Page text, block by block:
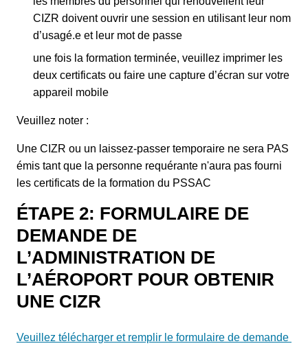
CIZR doivent ouvrir une session en utilisant leur nom
d’usagé.e et leur mot de passe
une fois la formation terminée, veuillez imprimer les
deux certificats ou faire une capture d’écran sur votre
appareil mobile
Veuillez noter :
Une CIZR ou un laissez-passer temporaire ne sera PAS
émis tant que la personne requérante n'aura pas fourni
les certificats de la formation du PSSAC
ÉTAPE 2: FORMULAIRE DE
DEMANDE DE
L’ADMINISTRATION DE
L’AÉROPORT POUR OBTENIR
UNE CIZR
Veuillez télécharger et remplir le formulaire de demande